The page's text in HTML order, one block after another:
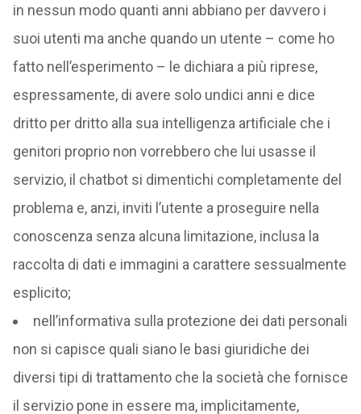
in nessun modo quanti anni abbiano per davvero i
suoi utenti ma anche quando un utente – come ho
fatto nell’esperimento – le dichiara a più riprese,
espressamente, di avere solo undici anni e dice
dritto per dritto alla sua intelligenza artificiale che i
genitori proprio non vorrebbero che lui usasse il
servizio, il chatbot si dimentichi completamente del
problema e, anzi, inviti l’utente a proseguire nella
conoscenza senza alcuna limitazione, inclusa la
raccolta di dati e immagini a carattere sessualmente
esplicito;
nell’informativa sulla protezione dei dati personali
non si capisce quali siano le basi giuridiche dei
diversi tipi di trattamento che la società che fornisce
il servizio pone in essere ma, implicitamente,